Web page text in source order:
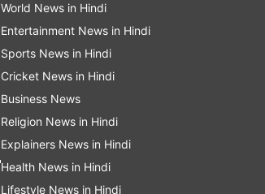
World News in Hindi
Entertainment News in Hindi
Sports News in Hindi
Cricket News in Hindi
Business News
Religion News in Hindi
Explainers News in Hindi
Health News in Hindi
Lifestyle News in Hindi